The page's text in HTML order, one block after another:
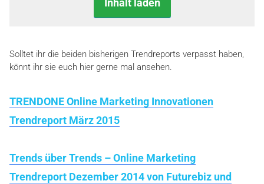
Inhalt laden
Solltet ihr die beiden bisherigen Trendreports verpasst haben,
könnt ihr sie euch hier gerne mal ansehen.
TRENDONE Online Marketing Innovationen
Trendreport März 2015
Trends über Trends – Online Marketing
Trendreport Dezember 2014 von Futurebiz und